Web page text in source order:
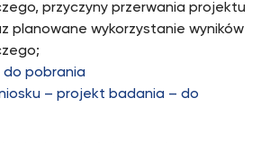
przyczyny przerwania projektu
planowane wykorzystanie wyników
do pobrania
– projekt badania – do